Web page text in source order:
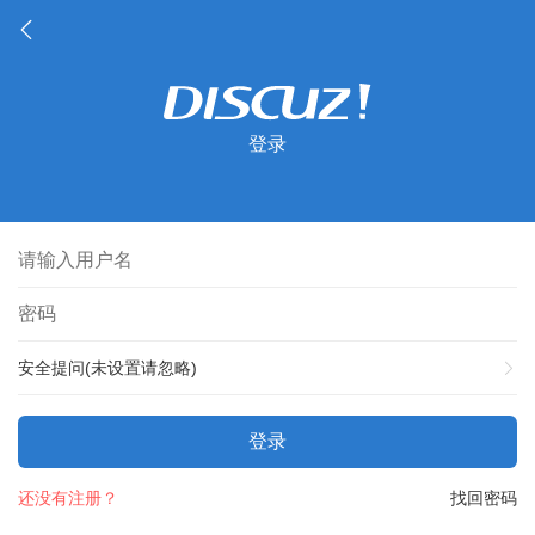
登录
安全提问(未设置请忽略)
登录
找回密码
还没有注册？